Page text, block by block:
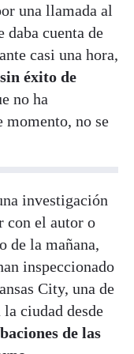
una llamada al
daba cuenta de
casi una hora,
éxito de
no ha
momento, no se
investigación
con el autor o
de la mañana,
inspeccionado
City, una de
ciudad desde
de las